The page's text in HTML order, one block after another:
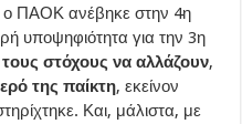
ο ΠΑΟΚ ανέβηκε στην 4η
υποψηφιότητα για την 3η
στόχους να αλλάζουν,
της παίκτη, εκείνον
Και, μάλιστα, με